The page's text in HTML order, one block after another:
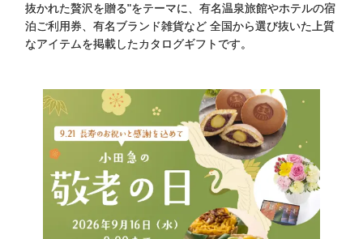
抜かれた贅沢を贈る"をテーマに、有名温泉旅館やホテルの宿
泊ご利用券、有名ブランド雑貨など 全国から選び抜いた上質
なアイテムを掲載したカタログギフトです。